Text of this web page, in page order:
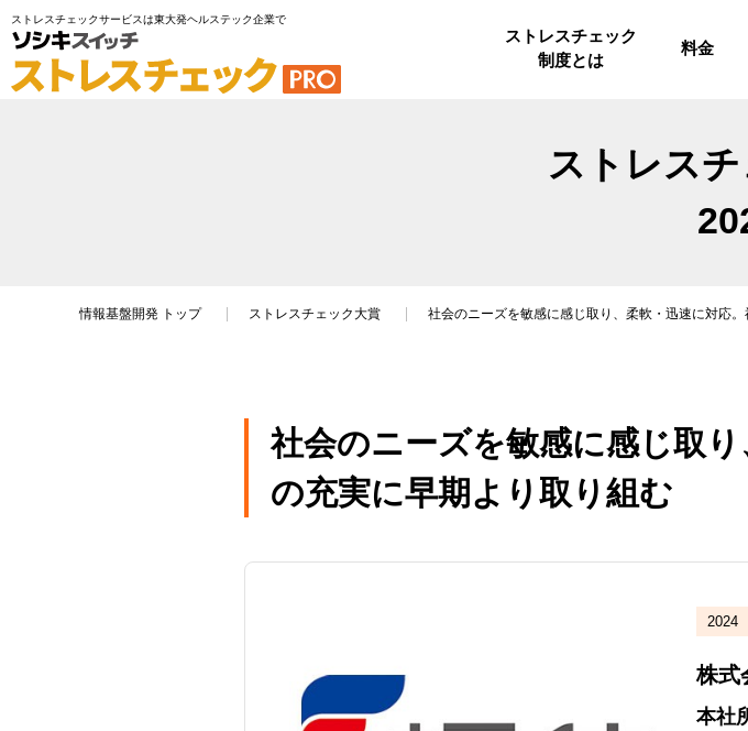
ストレスチェックサービスは東大発ヘルステック企業で
ストレスチェック
制度とは
料金
ストレス
情報基盤開発 トップ ストレスチェック大賞 社会のニーズを敏感に感じ取り、柔軟・迅速に対応
社会のニーズを敏感に感じ取
の充実に早期より取り組む
2024
株式
本社